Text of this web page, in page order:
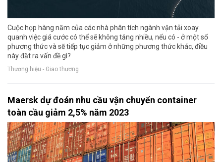
Cuộc họp hàng năm của các nhà phân tích ngành vận tải xoay
quanh việc giá cước có thể sẽ không tăng nhiều, nếu có - ở một số
phương thức và sẽ tiếp tục giảm ở những phương thức khác, điều
này đặt ra vấn đề gì?
Thương hiệu - Giao thương
Maersk dự đoán nhu cầu vận chuyển container
toàn cầu giảm 2,5% năm 2023